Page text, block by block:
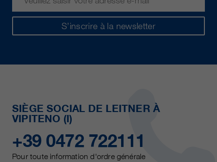
S’inscrire à la newsletter
SIÈGE SOCIAL DE LEITNER À
VIPITENO (I)
+39 0472 722111
Pour toute information d'ordre générale